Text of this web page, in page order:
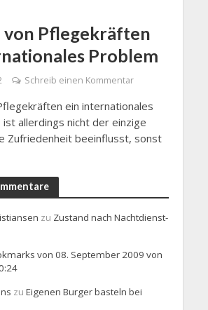
von Pflegekräften
Problem
Schreib einen Kommentar
ein internationales
ist allerdings nicht der einzige
Zufriedenheit beeinflusst, sonst
zu Zustand nach Nachtdienst-
von 08. September 2009 von
zu Eigenen Burger basteln bei